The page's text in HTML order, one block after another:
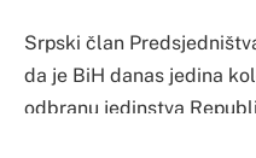
Srpski član
da je BiH danas jedina
odbranu jedinstva